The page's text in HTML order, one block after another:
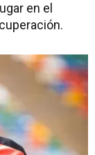
en el